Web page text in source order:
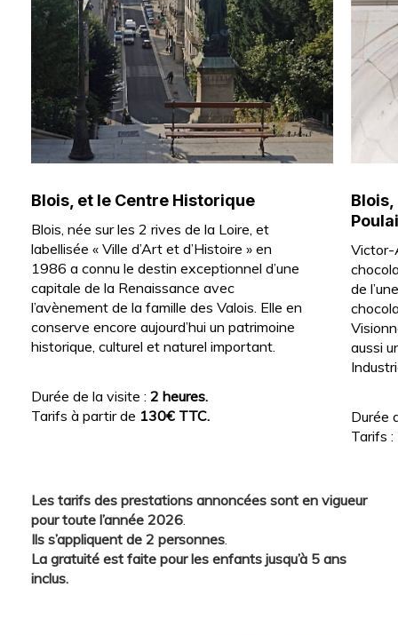
Blois, et le Centre Historique
Blois, née sur les 2 rives de la Loire, et
labellisée « Ville d’Art et d’Histoire » en
1986 a connu le destin exceptionnel d’une
capitale de la Renaissance avec
l’avènement de la famille des Valois. Elle en
conserve encore aujourd’hui un patrimoine
historique, culturel et naturel important.
Durée de la visite : 2 heures.
Tarifs à partir de 130€ TTC.
Victor-
de
aussi
Durée
Tarifs :
Les tarifs des prestations annoncées sont en vigueur
pour toute l’année 2026.
Ils s’appliquent de 2 personnes.
La gratuité est faite pour les enfants jusqu’à 5 ans
inclus.